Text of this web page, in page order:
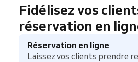
Fidélisez vos
réservation en
Réservation en ligne
Laissez vos clients prendre